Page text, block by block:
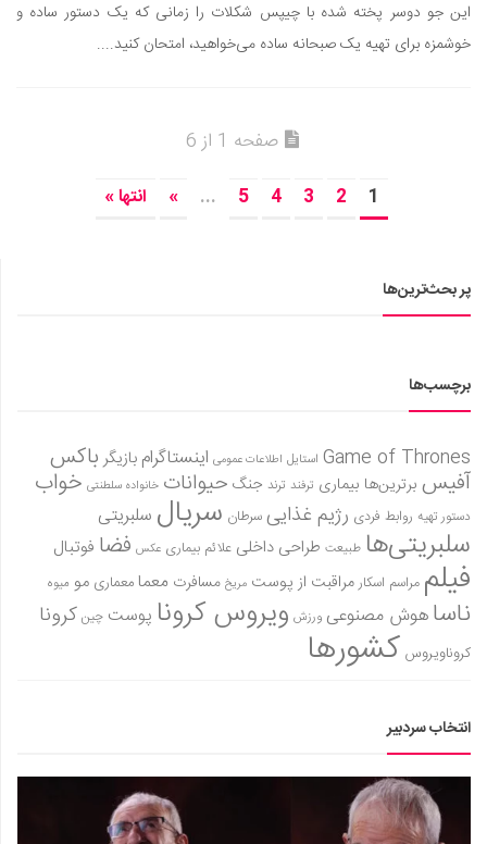
این جو دوسر پخته شده با چیپس شکلات را زمانی که یک دستور ساده و
خوشمزه برای تهیه یک صبحانه ساده می‌خواهید، امتحان کنید....
صفحه 1 از 6
1
2
3
4
5
...
» انتها »
پر بحث‌ترین‌ها
برچسب‌ها
Game of Thrones استایل اطلاعات عمومی اینستاگرام بازیگر باکس
آفیس برترین‌ها بیماری ترفند ترند جنگ حیوانات خانواده سلطنتی خواب
دستور تهیه روابط فردی رژیم غذاییسرطان سریال سلبریتی
سلبریتی‌ها طبیعت طراحی داخلی علائم بیماری عکس فضا فوتبال
فیلم مراسم اسکارمراقبت از پوست مریخ مسافرت معمامعماری مو میوه
ناساهوش مصنوعی ورزش ویروس کرونا پوست چین کرونا
کروناویروس کشورها
انتخاب سردبیر